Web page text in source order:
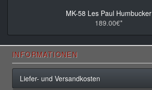
MK-58 Les Paul Humbucker
189.00€*
INFORMATIONEN
Liefer- und Versandkosten